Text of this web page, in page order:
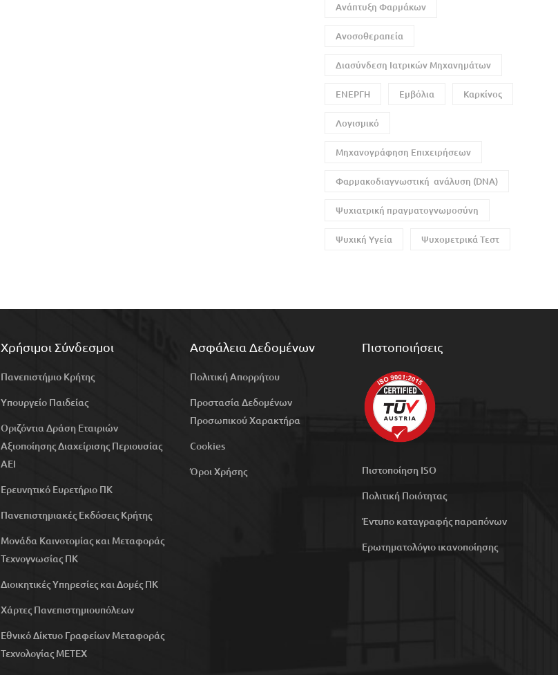
Ανάπτυξη Φαρμάκων
Ανοσοθεραπεία
Διασύνδεση Ιατρικών Μηχανημάτων
ΕΝΕΡΓΗ Εμβόλια Καρκίνος
Λογισμικό
Μηχανογράφηση Επιχειρήσεων
Φαρμακοδιαγνωστική ανάλυση (DNA)
Ψυχιατρική πραγματογνωμοσύνη
Ψυχική Υγεία Ψυχομετρικά Τεστ
Χρήσιμοι Σύνδεσμοι
Πανεπιστήμιο Κρήτης
Υπουργείο Παιδείας
Οριζόντια Δράση Εταιριών
Αξιοποίησης Διαχείρισης Περιουσίας
ΑΕΙ
Ερευνητικό Ευρετήριο ΠΚ
Πανεπιστημιακές Εκδόσεις Κρήτης
Μονάδα Καινοτομίας και Μεταφοράς
Τεχνογνωσίας ΠΚ
Διοικητικές Υπηρεσίες και Δομές ΠΚ
Χάρτες Πανεπιστημιουπόλεων
Εθνικό Δίκτυο Γραφείων Μεταφοράς
Τεχνολογίας ΜΕΤΕΧ
Ασφάλεια Δεδομένων
Πολιτική Απορρήτου
Προστασία Δεδομένων
Προσωπικού Χαρακτήρα
Cookies
Όροι Χρήσης
Πιστοποιήσεις
Πιστοποίηση ISO
Πολιτική Ποιότητας
Έντυπο καταγραφής παραπόνων
Ερωτηματολόγιο ικανοποίησης